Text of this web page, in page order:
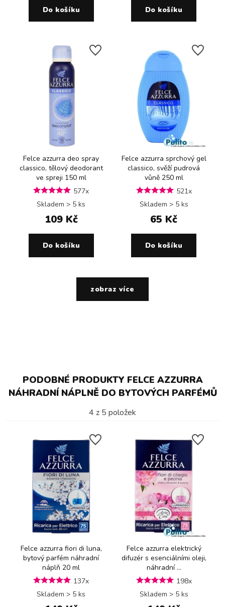
Do košíku Do košíku
Felce azzurra deo spray
classico, tělový deodorant
ve spreji 150 ml
577x
Skladem > 5 ks
109 Kč
Do košíku
Felce azzurra sprchový gel
classico, svěží pudrová
vůně 250 ml
521x
Skladem > 5 ks
65 Kč
Do košíku
zobraz více
PODOBNÉ PRODUKTY FELCE AZZURRA
NÁHRADNÍ NÁPLNĚ DO BYTOVÝCH PARFÉMŮ
4 z 5 položek
Felce azzurra fiori di luna,
bytový parfém náhradní
náplň 20 ml
137x
Skladem > 5 ks
Felce azzurra elektrický
difuzér s esenciálními oleji,
náhradní ...
198x
Skladem > 5 ks